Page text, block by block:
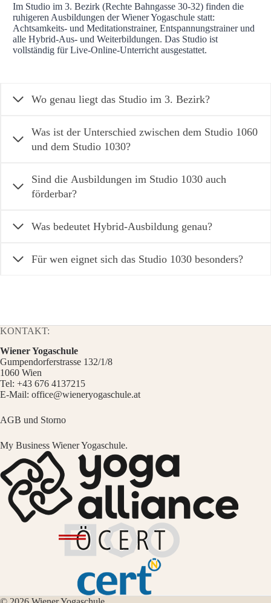
Im Studio im 3. Bezirk (Rechte Bahngasse 30-32) finden die
ruhigeren Ausbildungen der Wiener Yogaschule statt:
Achtsamkeits- und Meditationstrainer, Entspannungstrainer und
alle Hybrid-Aus- und Weiterbildungen. Das Studio ist
vollständig für Live-Online-Unterricht ausgestattet.
Wo genau liegt das Studio im 3. Bezirk?
Was ist der Unterschied zwischen dem Studio 1060
und dem Studio 1030?
Sind die Ausbildungen im Studio 1030 auch
förderbar?
Was bedeutet Hybrid-Ausbildung genau?
Für wen eignet sich das Studio 1030 besonders?
KONTAKT:
Wiener Yogaschule
Gumpendorferstrasse 132/1/8
1060 Wien
Tel: +43 676 4137215
E-Mail: office@wieneryogaschule.at
AGB und Storno
My Business Wiener Yogaschule.